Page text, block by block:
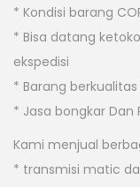
* Kondisi barang
* Bisa datang
ekspedisi
* Barang
* Jasa bongkar Dan
Kami menjual
* transmisi matic